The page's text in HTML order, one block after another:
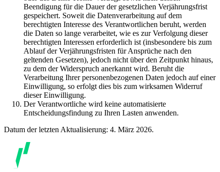
Beendigung für die Dauer der gesetzlichen Verjährungsfrist
gespeichert. Soweit die Datenverarbeitung auf dem
berechtigten Interesse des Verantwortlichen beruht, werden
die Daten so lange verarbeitet, wie es zur Verfolgung dieser
berechtigten Interessen erforderlich ist (insbesondere bis zum
Ablauf der Verjährungsfristen für Ansprüche nach den
geltenden Gesetzen), jedoch nicht über den Zeitpunkt hinaus,
zu dem der Widerspruch anerkannt wird. Beruht die
Verarbeitung Ihrer personenbezogenen Daten jedoch auf einer
Einwilligung, so erfolgt dies bis zum wirksamen Widerruf
dieser Einwilligung.
Der Verantwortliche wird keine automatisierte
Entscheidungsfindung zu Ihren Lasten anwenden.
Datum der letzten Aktualisierung: 4. März 2026.